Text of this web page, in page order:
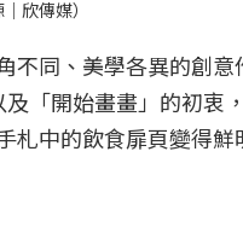
欣傳媒）
不同、美學各異的創意
「開始畫畫」的初衷
札中的飲食扉頁變得鮮